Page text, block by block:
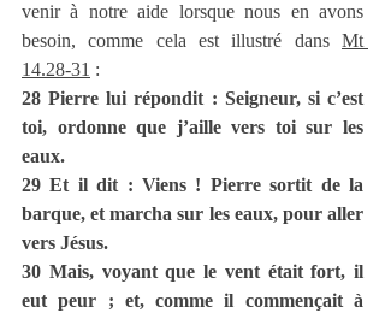
venir à notre aide lorsque nous en avons
besoin, comme cela est illustré dans Mt
14.28-31 :
28 Pierre lui répondit : Seigneur, si c’est
toi, ordonne que j’aille vers toi sur les
eaux.
29 Et il dit : Viens ! Pierre sortit de la
barque, et marcha sur les eaux, pour aller
vers Jésus.
30 Mais, voyant que le vent était fort, il
eut peur ; et, comme il commençait à